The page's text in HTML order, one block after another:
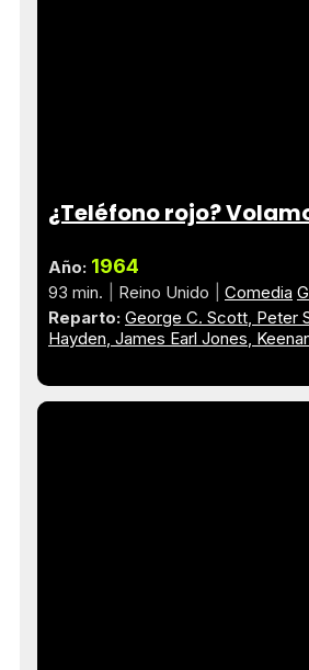
¿Teléfono rojo?
Año: 1964
93 min. Reino Unido Comedia
Reparto: George C. Scott Peter
Hayden James Earl Jones